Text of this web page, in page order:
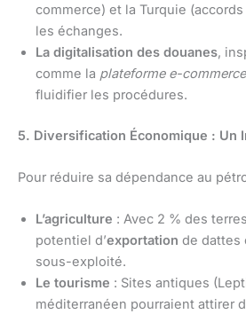
commerce) et la Turquie
les échanges.
La digitalisation des douanes,
comme la plateforme e-
fluidifier les procédures.
5. Diversification Économique : Un
Pour réduire sa dépendance au
L’agriculture : Avec 2 % des
potentiel d’exportation de dattes
sous-exploité.
Le tourisme : Sites antiques
méditerranéen pourraient attirer